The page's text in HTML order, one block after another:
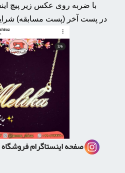
با ضربه روی عکس زیر پیچ
در پست آخر (پست مسابقه) شرایط
صفحه اینستاگرام فروشگاه(janome_shiraz@)